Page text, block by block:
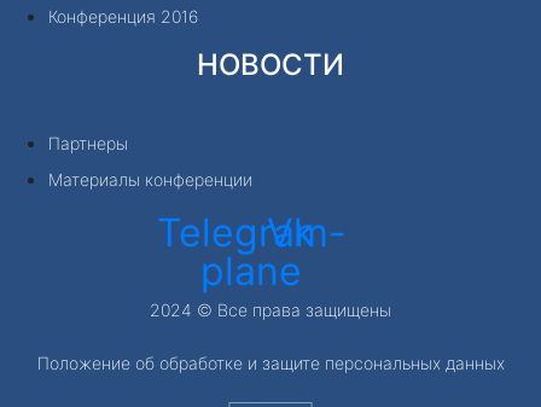
Конференция 2016
НОВОСТИ
Партнеры
Материалы конференции
Telegram-
plane
Vk
2024 © Все права защищены
Положение об обработке и защите персональных данных